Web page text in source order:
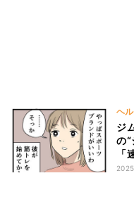
ヘ
ジ
の
「